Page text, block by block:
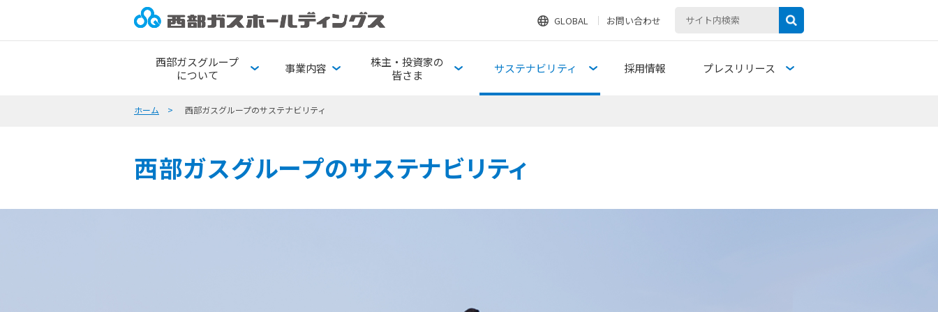
GLOBAL お問い合わせ
西部ガスグループ
について
事業内容
株主・投資家の
皆さま
サステナビリティ 採用情報 プレスリリース
ホーム 西部ガスグループのサステナビリティ
西部ガスグループのサステナビリティ